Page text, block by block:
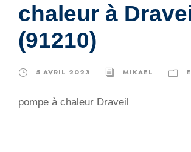
chaleur à
(91210)
5 AVRIL 2023 MIKAEL
pompe à chaleur Draveil